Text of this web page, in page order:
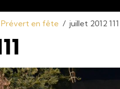
Prévert en fête juillet 2012 111